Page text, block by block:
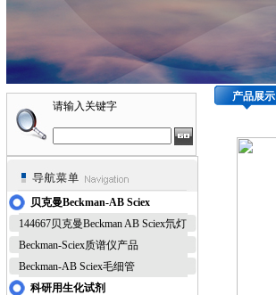
请输入关键字
贝克曼Beckman-AB Sciex
144667贝克曼Beckman AB Sciex氘灯
Beckman-Sciex质谱仪产品
Beckman-AB Sciex毛细管
科研用生化试剂
产品展示